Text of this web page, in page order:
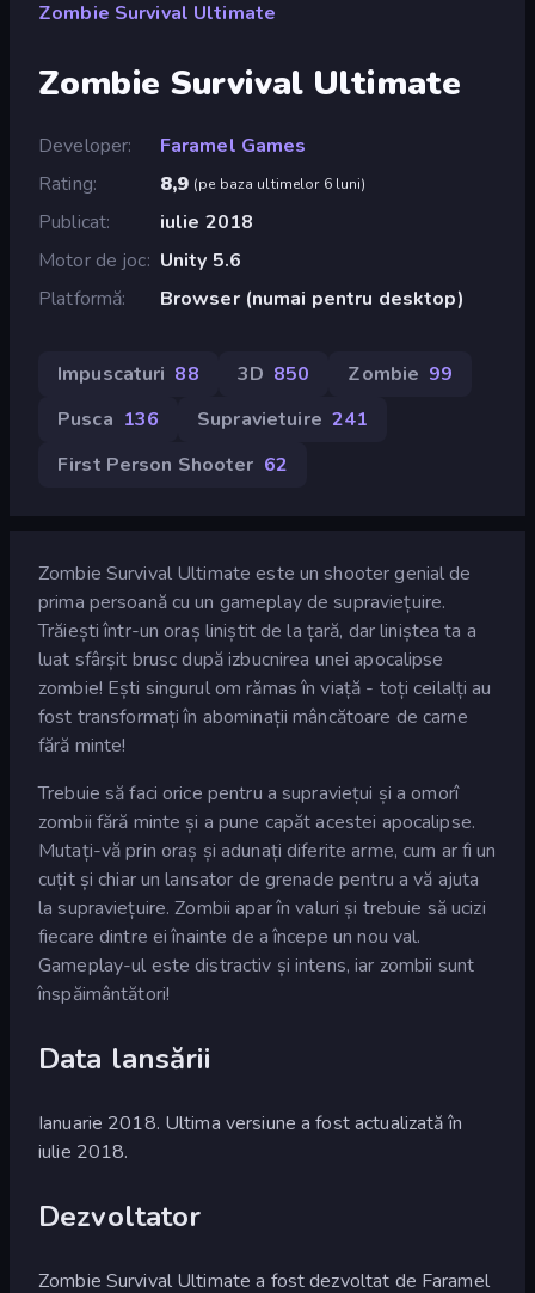
Zombie Survival Ultimate
Zombie Survival Ultimate
Developer
Faramel Games
Rating
8,9 (pe baza ultimelor 6 luni)
Publicat
iulie 2018
Motor de joc Unity 5.6
Platformă
Browser (numai pentru desktop)
Impuscaturi 88 3D 850 Zombie 99
Pusca 136 Supravietuire 241
First Person Shooter 62
Zombie Survival Ultimate este un shooter genial de
prima persoană cu un gameplay de supraviețuire.
Trăiești într-un oraș liniștit de la țară, dar liniștea ta a
luat sfârșit brusc după izbucnirea unei apocalipse
zombie! Ești singurul om rămas în viață - toți ceilalți au
fost transformați în abominații mâncătoare de carne
fără minte!
Trebuie să faci orice pentru a supraviețui și a omorî
zombii fără minte și a pune capăt acestei apocalipse.
Mutați-vă prin oraș și adunați diferite arme, cum ar fi un
cuțit și chiar un lansator de grenade pentru a vă ajuta
la supraviețuire. Zombii apar în valuri și trebuie să ucizi
fiecare dintre ei înainte de a începe un nou val.
Gameplay-ul este distractiv și intens, iar zombii sunt
înspăimântători!
Data lansării
Ianuarie 2018. Ultima versiune a fost actualizată în
iulie 2018.
Dezvoltator
Zombie Survival Ultimate a fost dezvoltat de Faramel